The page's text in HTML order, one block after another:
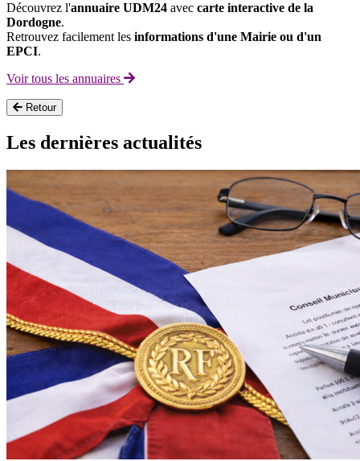
Découvrez l'annuaire UDM24 avec carte interactive de la
Dordogne.
Retrouvez facilement les informations d'une Mairie ou d'un
EPCI.
Voir tous les annuaires
Retour
Les dernières actualités